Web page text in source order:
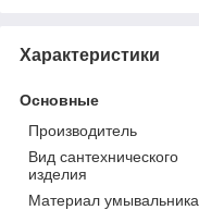
Характеристики
Основные
Производитель
Вид сантехнического
изделия
Материал умывальника